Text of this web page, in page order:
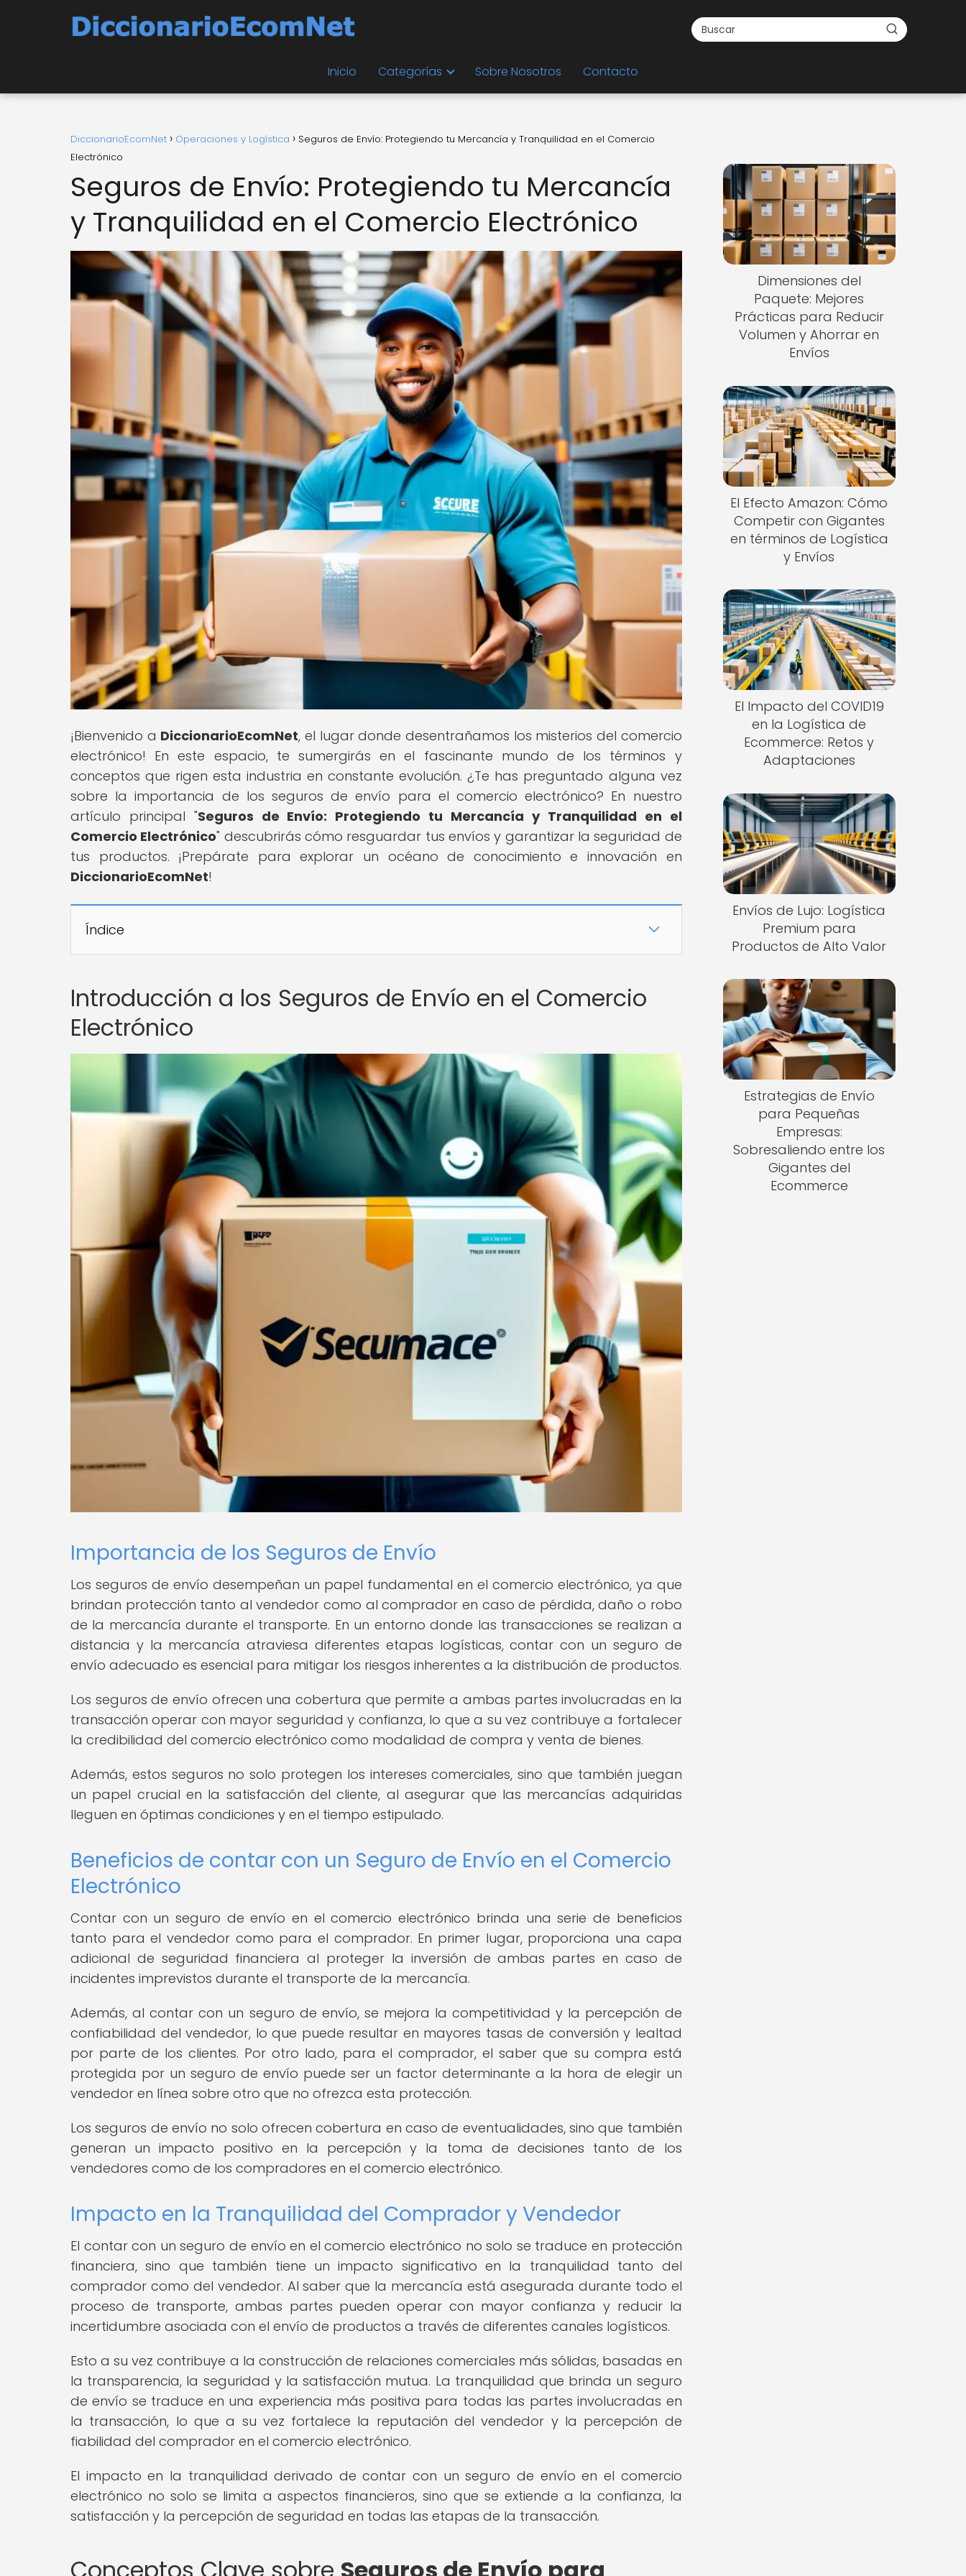
Inicio Categorías Sobre Nosotros Contacto
DiccionarioEcomNet Operaciones y Logística
Seguros de Envío: Protegiendo tu Mercancía y Tranquilidad en el Comercio
Electrónico
Seguros de Envío: Protegiendo tu Mercancía
y Tranquilidad en el Comercio Electrónico
¡Bienvenido a DiccionarioEcomNet, el lugar donde desentrañamos los misterios del comercio
electrónico! En este espacio, te sumergirás en el fascinante mundo de los términos y
conceptos que rigen esta industria en constante evolución. ¿Te has preguntado alguna vez
sobre la importancia de los seguros de envío para el comercio electrónico? En nuestro
artículo principal "Seguros de Envío: Protegiendo tu Mercancía y Tranquilidad en el
Comercio Electrónico" descubrirás cómo resguardar tus envíos y garantizar la seguridad de
tus productos. ¡Prepárate para explorar un océano de conocimiento e innovación en
DiccionarioEcomNet!
Índice
Introducción a los Seguros de Envío en el Comercio
Electrónico
Importancia de los Seguros de Envío
Los seguros de envío desempeñan un papel fundamental en el comercio electrónico, ya que
brindan protección tanto al vendedor como al comprador en caso de pérdida, daño o robo
de la mercancía durante el transporte. En un entorno donde las transacciones se realizan a
distancia y la mercancía atraviesa diferentes etapas logísticas, contar con un seguro de
envío adecuado es esencial para mitigar los riesgos inherentes a la distribución de productos.
Los seguros de envío ofrecen una cobertura que permite a ambas partes involucradas en la
transacción operar con mayor seguridad y confianza, lo que a su vez contribuye a fortalecer
la credibilidad del comercio electrónico como modalidad de compra y venta de bienes.
Además, estos seguros no solo protegen los intereses comerciales, sino que también juegan
un papel crucial en la satisfacción del cliente, al asegurar que las mercancías adquiridas
lleguen en óptimas condiciones y en el tiempo estipulado.
Beneficios de contar con un Seguro de Envío en el Comercio
Electrónico
Contar con un seguro de envío en el comercio electrónico brinda una serie de beneficios
tanto para el vendedor como para el comprador. En primer lugar, proporciona una capa
adicional de seguridad financiera al proteger la inversión de ambas partes en caso de
incidentes imprevistos durante el transporte de la mercancía.
Además, al contar con un seguro de envío, se mejora la competitividad y la percepción de
confiabilidad del vendedor, lo que puede resultar en mayores tasas de conversión y lealtad
por parte de los clientes. Por otro lado, para el comprador, el saber que su compra está
protegida por un seguro de envío puede ser un factor determinante a la hora de elegir un
vendedor en línea sobre otro que no ofrezca esta protección.
Los seguros de envío no solo ofrecen cobertura en caso de eventualidades, sino que también
generan un impacto positivo en la percepción y la toma de decisiones tanto de los
vendedores como de los compradores en el comercio electrónico.
Impacto en la Tranquilidad del Comprador y Vendedor
El contar con un seguro de envío en el comercio electrónico no solo se traduce en protección
financiera, sino que también tiene un impacto significativo en la tranquilidad tanto del
comprador como del vendedor. Al saber que la mercancía está asegurada durante todo el
proceso de transporte, ambas partes pueden operar con mayor confianza y reducir la
incertidumbre asociada con el envío de productos a través de diferentes canales logísticos.
Esto a su vez contribuye a la construcción de relaciones comerciales más sólidas, basadas en
la transparencia, la seguridad y la satisfacción mutua. La tranquilidad que brinda un seguro
de envío se traduce en una experiencia más positiva para todas las partes involucradas en
la transacción, lo que a su vez fortalece la reputación del vendedor y la percepción de
fiabilidad del comprador en el comercio electrónico.
El impacto en la tranquilidad derivado de contar con un seguro de envío en el comercio
electrónico no solo se limita a aspectos financieros, sino que se extiende a la confianza, la
satisfacción y la percepción de seguridad en todas las etapas de la transacción.
Dimensiones del
Paquete: Mejores
Prácticas para Reducir
Volumen y Ahorrar en
Envíos
El Efecto Amazon: Cómo
Competir con Gigantes
en términos de Logística
y Envíos
El Impacto del COVID19
en la Logística de
Ecommerce: Retos y
Adaptaciones
Envíos de Lujo: Logística
Premium para
Productos de Alto Valor
Estrategias de Envío
para Pequeñas
Empresas:
Sobresaliendo entre los
Gigantes del
Ecommerce